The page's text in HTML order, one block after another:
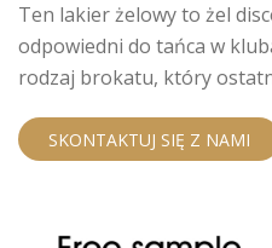
Ten lakier żelowy to żel
odpowiedni do tańca w
rodzaj brokatu, który
zawiera wyraźne
aplikację. Doskonałe
równomiernie bez tekstury.
SKONTAKTUJ SIĘ Z NAMI